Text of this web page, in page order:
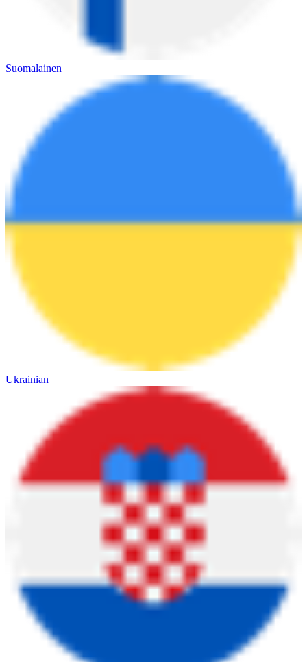
Suomalainen
Ukrainian